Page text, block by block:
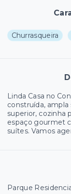
Churrasqueira
Linda Casa no
construída, ampla
superior, cozinha
espaço gourmet
suítes. Vamos
Parque